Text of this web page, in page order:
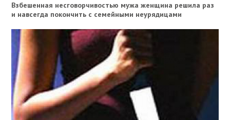
Взбешенная несговорчивостью мужа женщина решила раз
и навсегда покончить с семейными неурядицами